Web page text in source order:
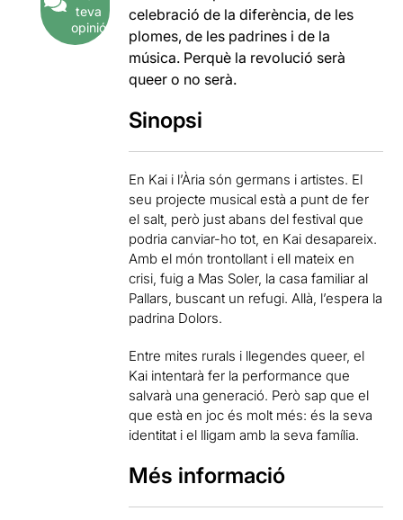
teva
opinió
celebració de la diferència, de les
plomes, de les padrines i de la
música. Perquè la revolució serà
queer o no serà.
Sinopsi
En Kai i l’Ària són germans i artistes. El
seu projecte musical està a punt de fer
el salt, però just abans del festival que
podria canviar-ho tot, en Kai desapareix.
Amb el món trontollant i ell mateix en
crisi, fuig a Mas Soler, la casa familiar al
Pallars, buscant un refugi. Allà, l’espera la
padrina Dolors.
Entre mites rurals i llegendes queer, el
Kai intentarà fer la performance que
salvarà una generació. Però sap que el
que està en joc és molt més: és la seva
identitat i el lligam amb la seva família.
Més informació